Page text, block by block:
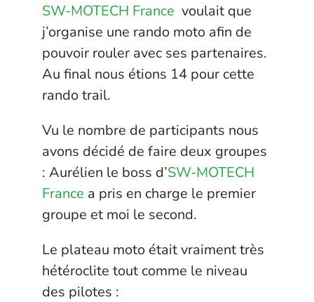
SW-MOTECH France voulait que
j’organise une rando moto afin de
pouvoir rouler avec ses partenaires.
Au final nous étions 14 pour cette
rando trail.
Vu le nombre de participants nous
avons décidé de faire deux groupes
: Aurélien le boss d’SW-MOTECH
France a pris en charge le premier
groupe et moi le second.
Le plateau moto était vraiment très
hétéroclite tout comme le niveau
des pilotes :